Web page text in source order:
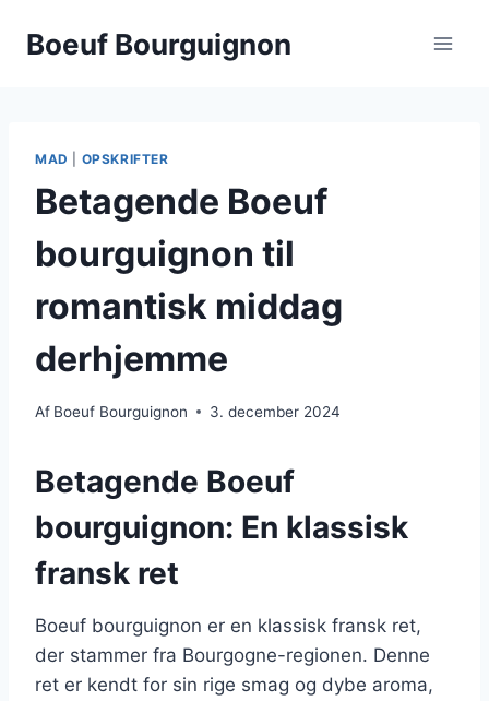
Boeuf Bourguignon
MAD OPSKRIFTER
Betagende Boeuf
bourguignon til
romantisk middag
derhjemme
Af Boeuf Bourguignon 3. december 2024
Betagende Boeuf
bourguignon: En klassisk
fransk ret
Boeuf bourguignon er en klassisk fransk ret,
der stammer fra Bourgogne-regionen. Denne
ret er kendt for sin rige smag og dybe aroma,